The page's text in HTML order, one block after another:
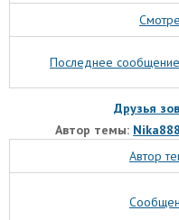
Последнее сообщение
Друзья
Автор темы:
Автор